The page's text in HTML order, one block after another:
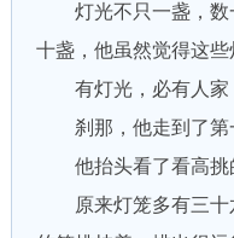
灯光不只一盏，数
十盏，他虽然觉得这些
有灯光，必有人家
刹那，他走到了第
他抬头看了看高挑
原来灯笼多有三十